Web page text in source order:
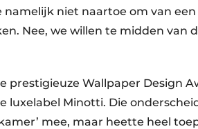
namelijk niet naartoe om van
Nee, we willen te midden van
prestigieuze Wallpaper Design
luxelabel Minotti. Die
mee, maar heette heel